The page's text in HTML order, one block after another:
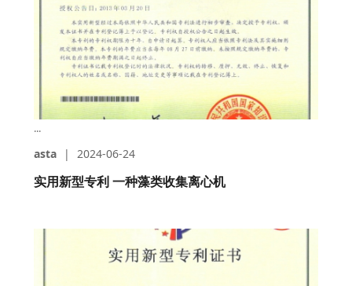
...
asta | 2024-06-24
实用新型专利 一种藻类收集离心机